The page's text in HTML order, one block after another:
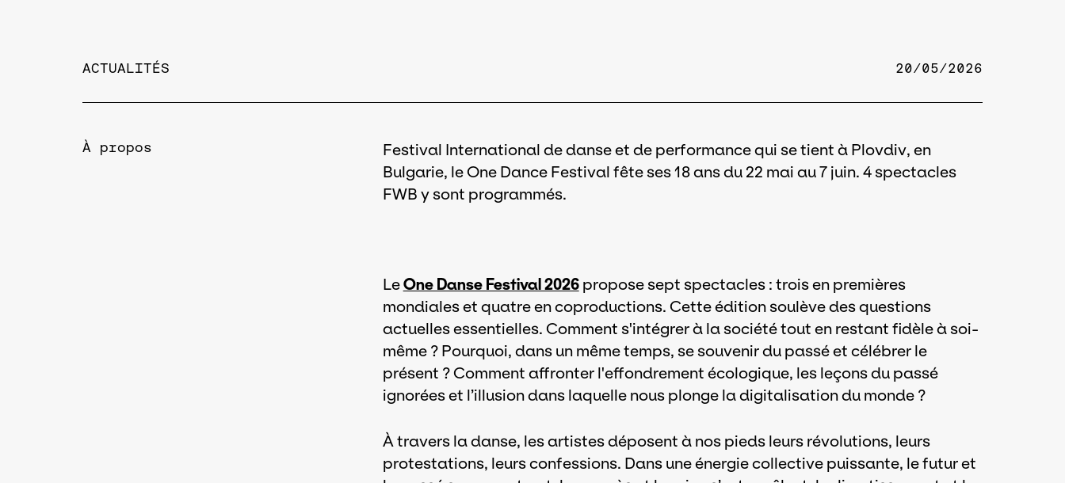
ACTUALITÉS 20/05/2026
À propos
Festival International de danse et de performance qui se tient à Plovdiv, en
Bulgarie, le One Dance Festival fête ses 18 ans du 22 mai au 7 juin. 4 spectacles
FWB y sont programmés.
LeOne Danse Festival 2026propose sept spectacles : trois en premières
mondiales et quatre en coproductions. Cette édition soulève des questions
actuelles essentielles. Comment s'intégrer à la société tout en restant fidèle à soi-
même ? Pourquoi, dans un même temps, se souvenir du passé et célébrer le
présent ? Comment affronter l'effondrement écologique, les leçons du passé
ignorées et l’illusion dans laquelle nous plonge la digitalisation du monde ?
À travers la danse, les artistes déposent à nos pieds leurs révolutions, leurs
protestations, leurs confessions. Dans une énergie collective puissante, le futur et